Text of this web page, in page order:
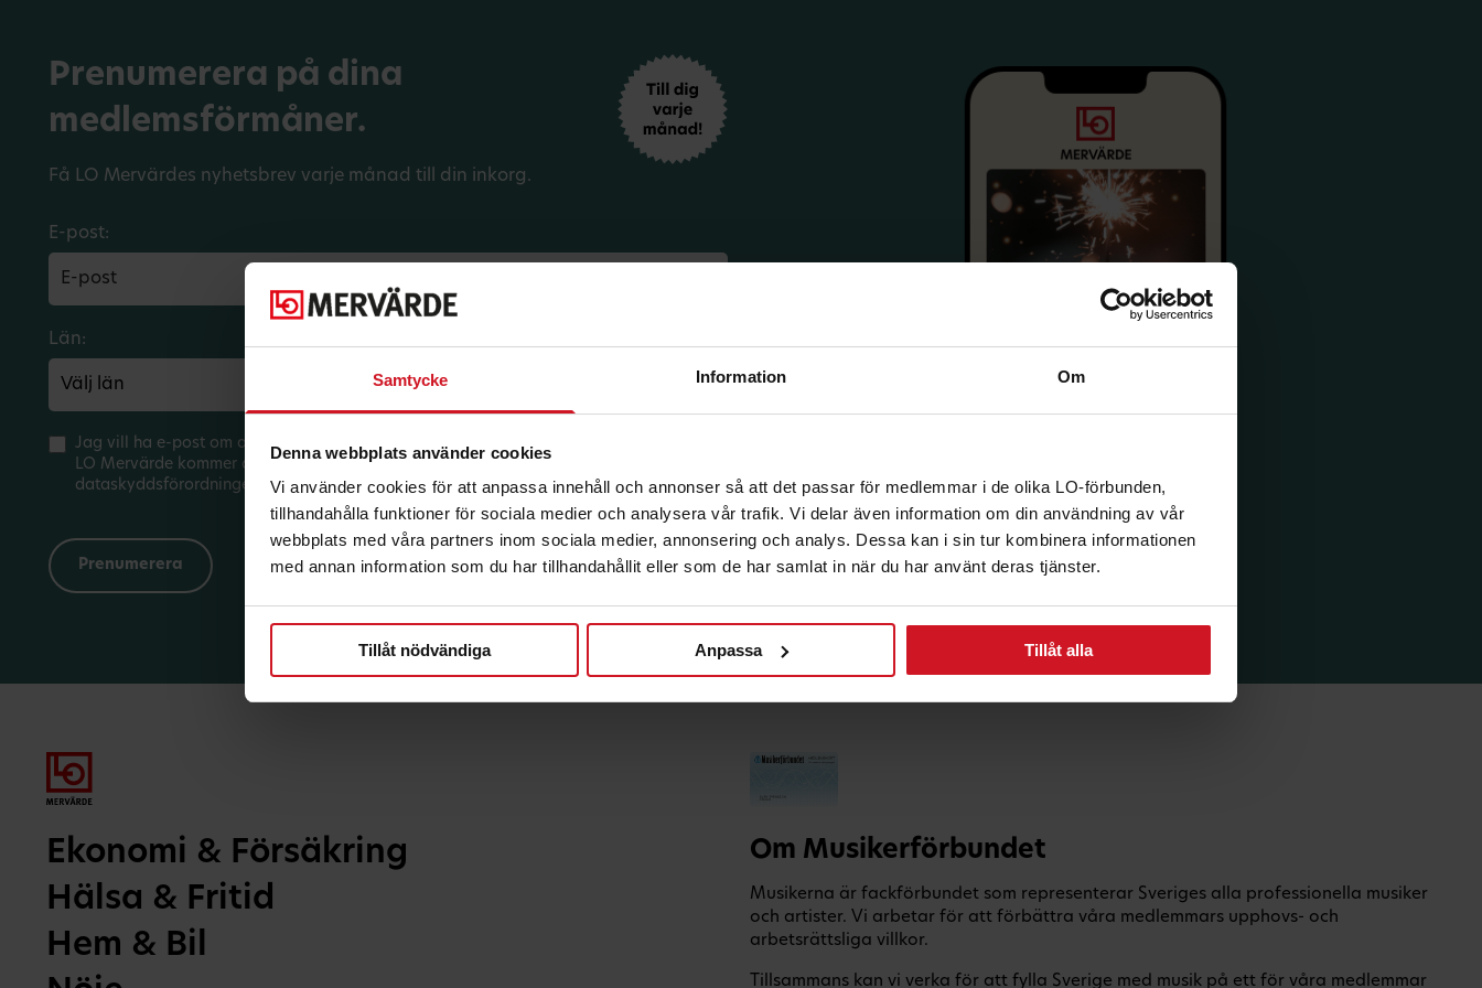
Samtycke Information Om
Denna webbplats använder cookies
Vi använder cookies för att anpassa innehåll och annonser så att det passar för medlemmar i de olika LO-förbunden,
tillhandahålla funktioner för sociala medier och analysera vår trafik. Vi delar även information om din användning av vår
webbplats med våra partners inom sociala medier, annonsering och analys. Dessa kan i sin tur kombinera informationen
med annan information som du har tillhandahållit eller som de har samlat in när du har använt deras tjänster.
Tillåt nödvändiga Anpassa Tillåt alla
Prenumerera på dina
medlemsförmåner.
Få LO Mervärdes nyhetsbrev varje månad till din inkorg.
E-post:
Län:
Jag vill ha e-post om aktuella erbjudanden och medlemsförmåner från LO Mervärde.
LO Mervärde kommer att hantera mina personuppgifter i enlighet med allmänna
dataskyddsförordningen (GDPR). Jag kan när som helst avsluta prenumerationen.
Ekonomi & Försäkring
Hälsa & Fritid
Hem & Bil
Om Musikerförbundet
Musikerna är fackförbundet som representerar Sveriges alla professionella musiker
och artister. Vi arbetar för att förbättra våra medlemmars upphovs- och
arbetsrättsliga villkor.
Tillsammans kan vi verka för att fylla Sverige med musik på ett för våra medlemmar